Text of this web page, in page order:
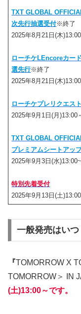
TXT GLOBAL
次先行抽選受付※終了
2025年8月21日(木
ローチケLEncoreカー
選先行※終了
2025年8月21日(木
ローチケプレリクエス
2025年9月1日(月)13:00
TXT GLOBAL
プレミアムシートアッ
2025年9月3日(水
特別先着受付
2025年9月13日(土)13:00
一般発売はいつ
『TOMORROW X
TOMORROW＞ IN
(土)13:00～です。